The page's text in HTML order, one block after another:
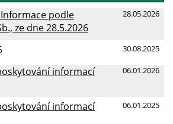
28.05.2026
podle
ze dne 28.5.2026
30.08.2025
06.01.2026
informací
06.01.2025
informací